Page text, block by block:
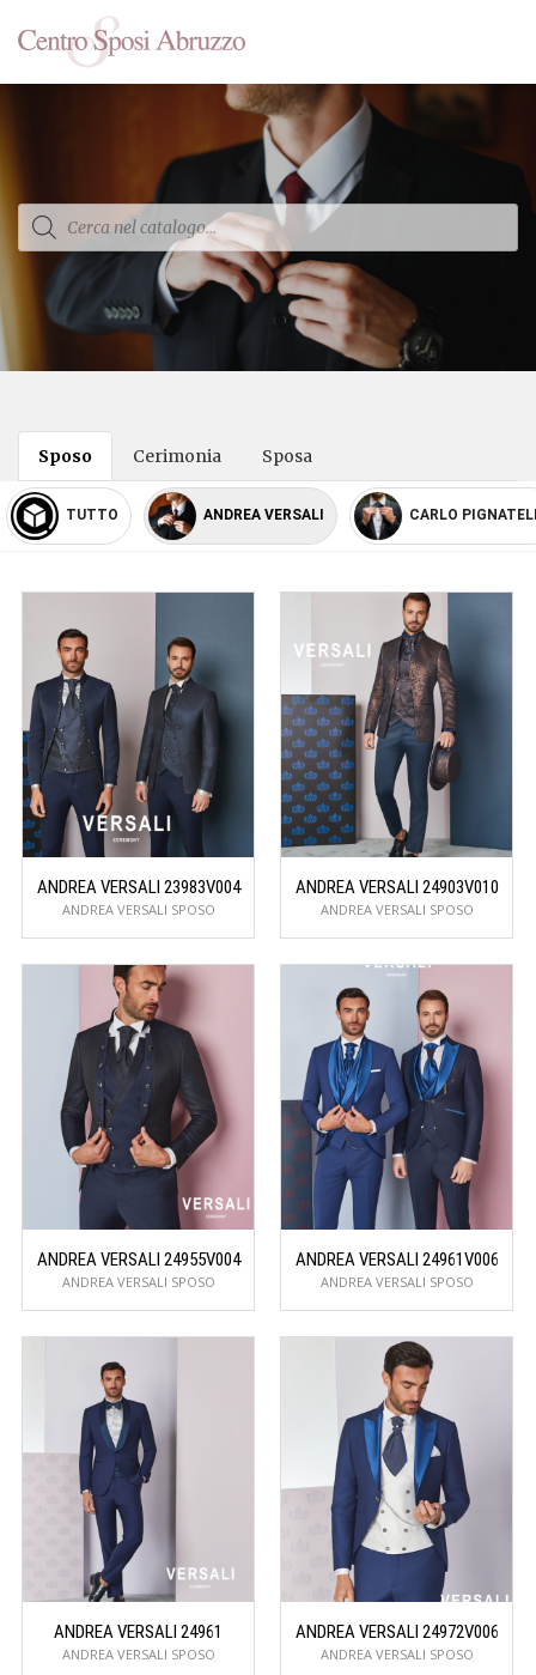
Products
search
Sposo Cerimonia Sposa
TUTTO ANDREA VERSALI CARLO
ANDREA VERSALI 23983V004
ANDREA VERSALI SPOSO
ANDREA VERSALI 24903V010
ANDREA VERSALI SPOSO
ANDREA VERSALI 24955V004
ANDREA VERSALI SPOSO
ANDREA VERSALI 24961V006
ANDREA VERSALI SPOSO
ANDREA VERSALI 24961
ANDREA VERSALI SPOSO
ANDREA VERSALI 24972V006
ANDREA VERSALI SPOSO